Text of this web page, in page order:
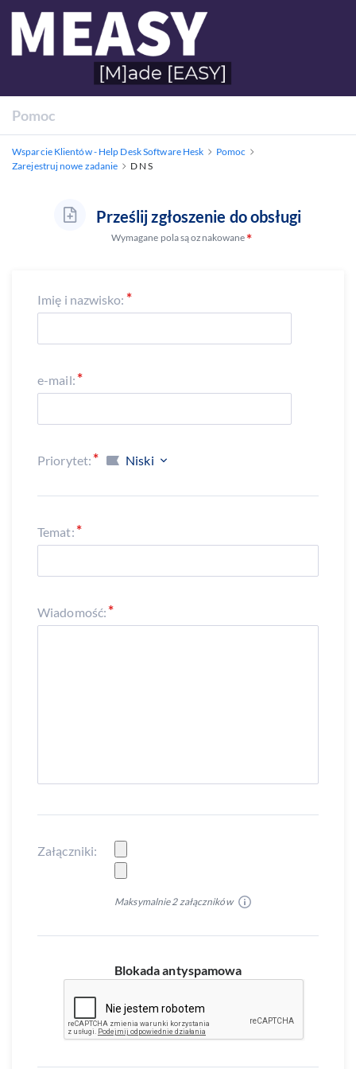
Pomoc
Wsparcie Klientów - Help Desk Software Hesk
Pomoc
Zarejestruj nowe zadanie
D N S
Prześlij zgłoszenie do obsługi
Wymagane pola są oznakowane
Imię i nazwisko:
e-mail:
Priorytet: Niski
Temat:
Wiadomość:
Załączniki:
Maksymalnie 2 załączników
Blokada antyspamowa